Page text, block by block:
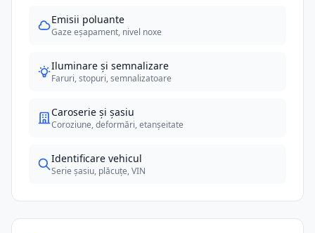
Emisii poluante
Gaze eșapament, nivel noxe
Iluminare și semnalizare
Faruri, stopuri, semnalizatoare
Caroserie și șasiu
Coroziune, deformări, etanșeitate
Identificare vehicul
Serie șasiu, plăcuțe, VIN